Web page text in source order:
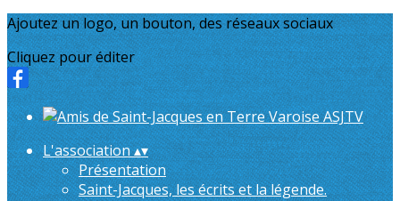
Ajoutez un logo, un bouton, des réseaux sociaux
Cliquez pour éditer
L'association▴▾
Présentation
Saint-Jacques, les écrits et la légende.